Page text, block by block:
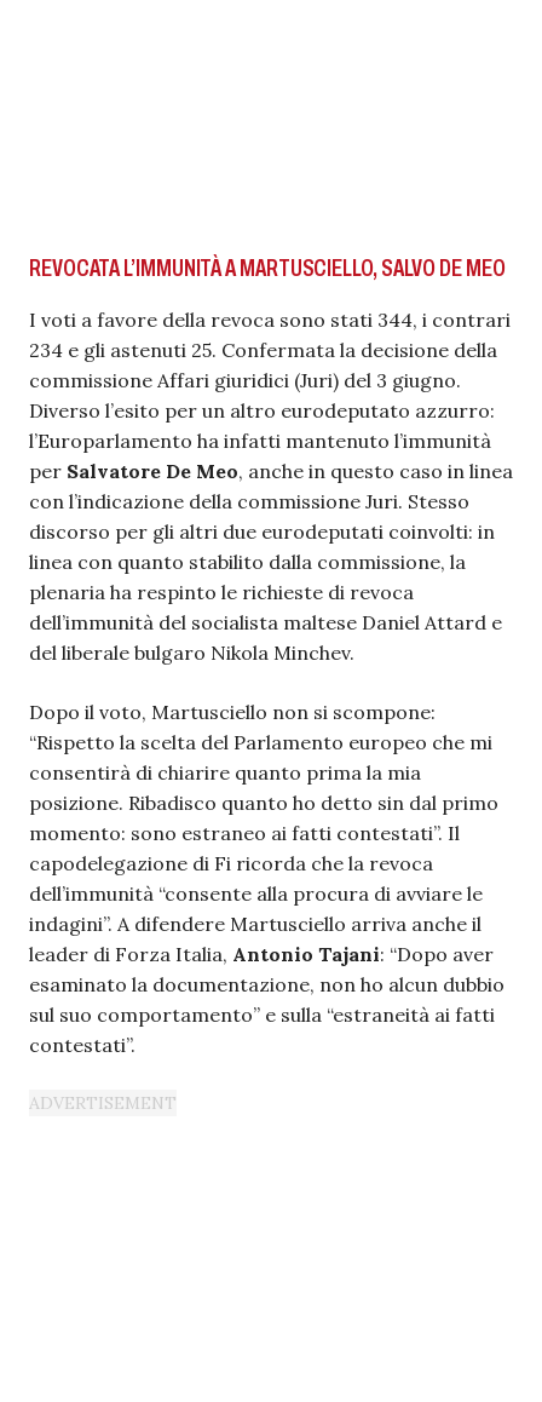
REVOCATA L’IMMUNITÀ A MARTUSCIELLO, SALVO DE MEO
I voti a favore della revoca sono stati 344, i contrari
234 e gli astenuti 25. Confermata la decisione della
commissione Affari giuridici (Juri) del 3 giugno.
Diverso l’esito per un altro eurodeputato azzurro:
l’Europarlamento ha infatti mantenuto l’immunità
per Salvatore De Meo, anche in questo caso in linea
con l’indicazione della commissione Juri. Stesso
discorso per gli altri due eurodeputati coinvolti: in
linea con quanto stabilito dalla commissione, la
plenaria ha respinto le richieste di revoca
dell’immunità del socialista maltese Daniel Attard e
del liberale bulgaro Nikola Minchev.
Dopo il voto, Martusciello non si scompone:
“Rispetto la scelta del Parlamento europeo che mi
consentirà di chiarire quanto prima la mia
posizione. Ribadisco quanto ho detto sin dal primo
momento: sono estraneo ai fatti contestati”. Il
capodelegazione di Fi ricorda che la revoca
dell’immunità “consente alla procura di avviare le
indagini”. A difendere Martusciello arriva anche il
leader di Forza Italia, Antonio Tajani: “Dopo aver
esaminato la documentazione, non ho alcun dubbio
sul suo comportamento” e sulla “estraneità ai fatti
contestati”.